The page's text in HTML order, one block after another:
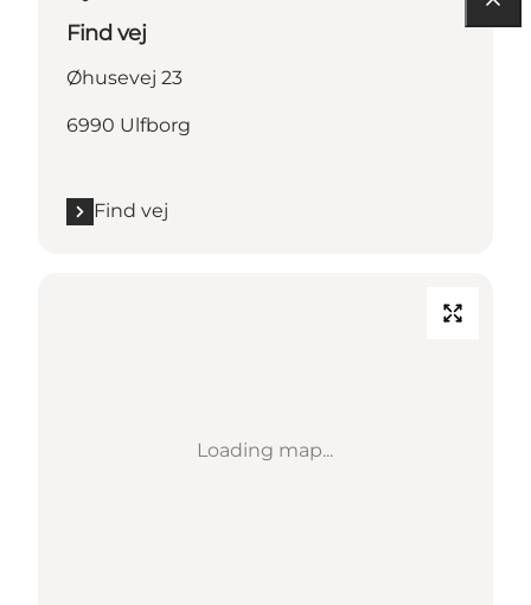
Find vej
Øhusevej 23
6990 Ulfborg
Find vej
Loading map...